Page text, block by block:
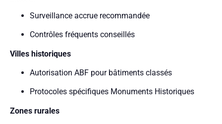
Surveillance accrue recommandée
Contrôles fréquents conseillés
Villes historiques
Autorisation ABF pour bâtiments classés
Protocoles spécifiques Monuments Historiques
Zones rurales